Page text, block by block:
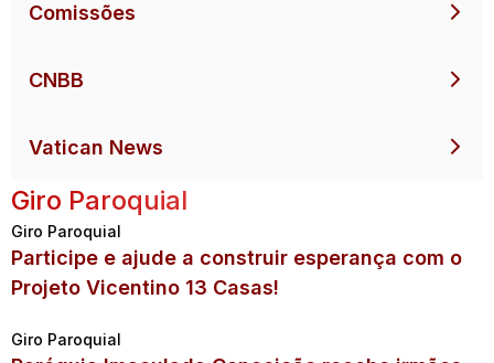
Comissões
CNBB
Vatican News
Giro Paroquial
Giro Paroquial
Participe e ajude a construir esperança com o
Projeto Vicentino 13 Casas!
Giro Paroquial